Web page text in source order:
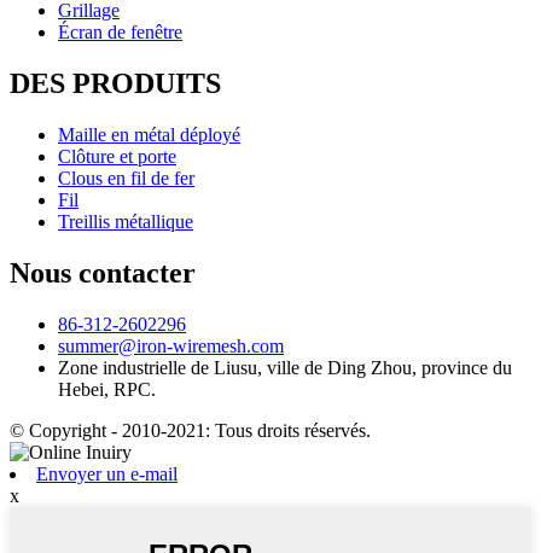
Grillage
Écran de fenêtre
DES PRODUITS
Maille en métal déployé
Clôture et porte
Clous en fil de fer
Fil
Treillis métallique
Nous contacter
86-312-2602296
summer@iron-wiremesh.com
Zone industrielle de Liusu, ville de Ding Zhou, province du
Hebei, RPC.
© Copyright - 2010-2021: Tous droits réservés.
Envoyer un e-mail
x